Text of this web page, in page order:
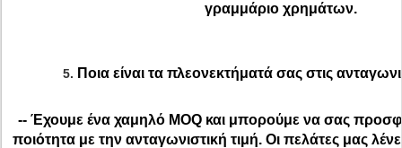
γραμμάριο χρημάτων.
5. Ποια είναι τα πλεονεκτήματά σας στις
-- Έχουμε ένα χαμηλό MOQ και μπορούμε να σας
ποιότητα με την ανταγωνιστική τιμή. Οι πελάτες μας